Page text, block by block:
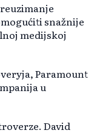
snažnije
medijskoj
Paramount
u
David